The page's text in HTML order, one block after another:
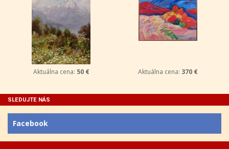
Aktuálna cena: 50 € Aktuálna cena: 370 €
SLEDUJTE NÁS
Facebook